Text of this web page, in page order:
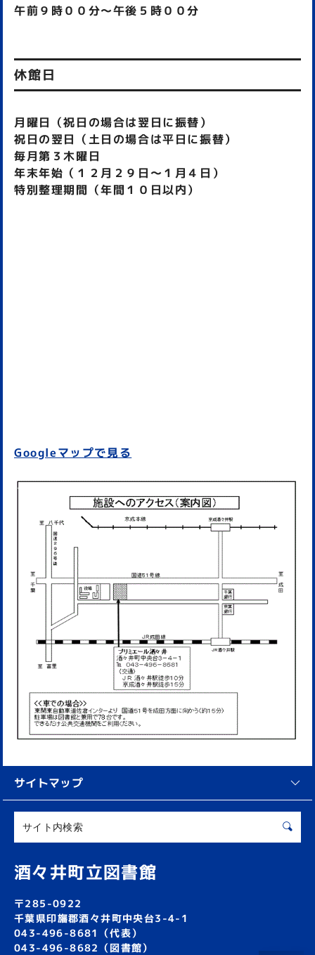
午前９時００分～午後５時００分
休館日
月曜日（祝日の場合は翌日に振替）
祝日の翌日（土日の場合は平日に振替）
毎月第３木曜日
年末年始（１２月２９日～１月４日）
特別整理期間（年間１０日以内）
Googleマップで見る
サイトマップ
酒々井町立図書館
〒285-0922
千葉県印旛郡酒々井町中央台3-4-1
043-496-8681（代表）
043-496-8682（図書館）